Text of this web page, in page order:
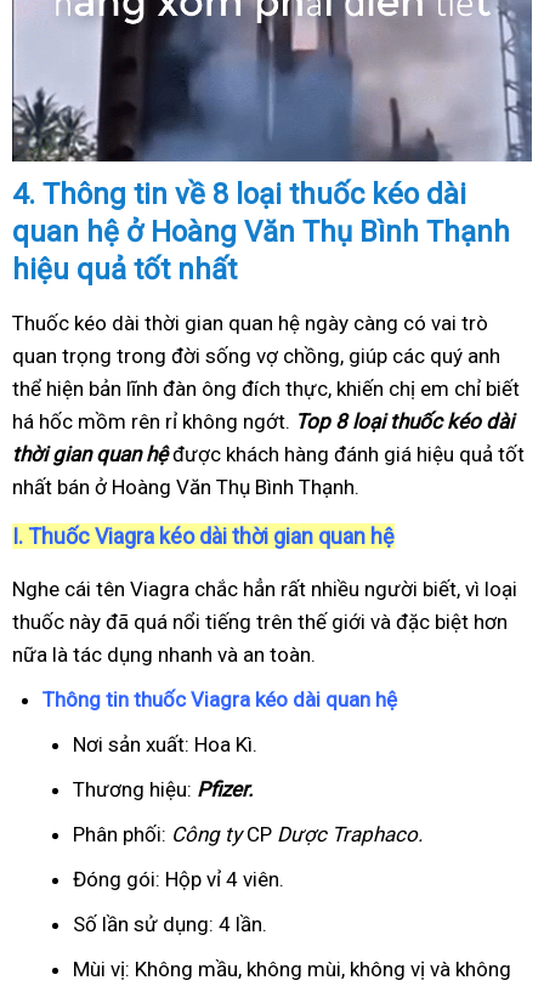
4. Thông tin về 8 loại thuốc kéo dài
quan hệ ở Hoàng Văn Thụ Bình Thạnh
hiệu quả tốt nhất
Thuốc kéo dài thời gian quan hệ ngày càng có vai trò
quan trọng trong đời sống vợ chồng, giúp các quý anh
thể hiện bản lĩnh đàn ông đích thực, khiến chị em chỉ biết
há hốc mồm rên rỉ không ngớt. Top 8 loại thuốc kéo dài
thời gian quan hệđược khách hàng đánh giá hiệu quả tốt
nhất bán ở Hoàng Văn Thụ Bình Thạnh.
I. Thuốc Viagra kéo dài thời gian quan hệ
Nghe cái tên Viagra chắc hẳn rất nhiều người biết, vì loại
thuốc này đã quá nổi tiếng trên thế giới và đặc biệt hơn
nữa là tác dụng nhanh và an toàn.
Thông tin thuốc Viagra kéo dài quan hệ
Nơi sản xuất: Hoa Kì.
Thương hiệu: Pfizer.
Phân phối: Công tyCP Dược Traphaco.
Đóng gói: Hộp vỉ 4 viên.
Số lần sử dụng: 4 lần.
Mùi vị: Không mầu, không mùi, không vị và không